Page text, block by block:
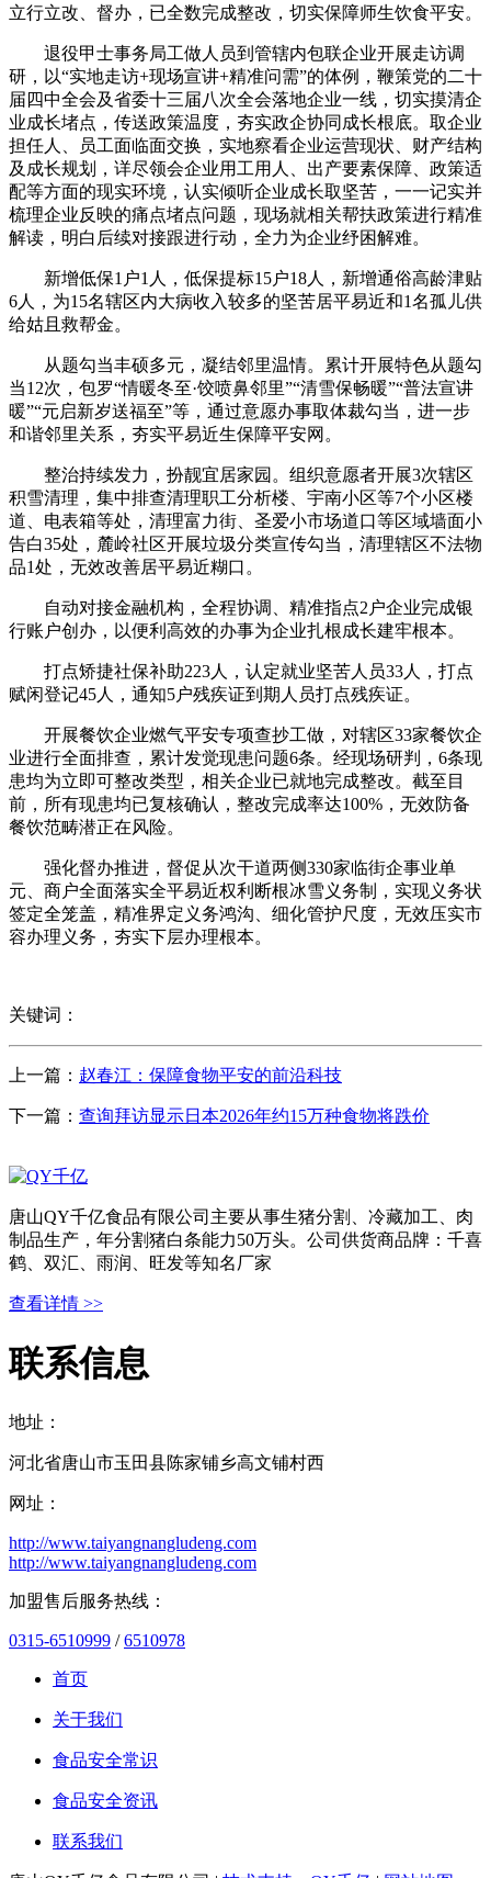
立行立改、督办，已全数完成整改，切实保障师生饮食平安。
退役甲士事务局工做人员到管辖内包联企业开展走访调
研，以“实地走访+现场宣讲+精准问需”的体例，鞭策党的二十
届四中全会及省委十三届八次全会落地企业一线，切实摸清企
业成长堵点，传送政策温度，夯实政企协同成长根底。取企业
担任人、员工面临面交换，实地察看企业运营现状、财产结构
及成长规划，详尽领会企业用工用人、出产要素保障、政策适
配等方面的现实环境，认实倾听企业成长取坚苦，一一记实并
梳理企业反映的痛点堵点问题，现场就相关帮扶政策进行精准
解读，明白后续对接跟进行动，全力为企业纾困解难。
新增低保1户1人，低保提标15户18人，新增通俗高龄津贴
6人，为15名辖区内大病收入较多的坚苦居平易近和1名孤儿供
给姑且救帮金。
从题勾当丰硕多元，凝结邻里温情。累计开展特色从题勾
当12次，包罗“情暖冬至·饺喷鼻邻里”“清雪保畅暖”“普法宣讲
暖”“元启新岁送福至”等，通过意愿办事取体裁勾当，进一步
和谐邻里关系，夯实平易近生保障平安网。
整治持续发力，扮靓宜居家园。组织意愿者开展3次辖区
积雪清理，集中排查清理职工分析楼、宇南小区等7个小区楼
道、电表箱等处，清理富力街、圣爱小市场道口等区域墙面小
告白35处，麓岭社区开展垃圾分类宣传勾当，清理辖区不法物
品1处，无效改善居平易近糊口。
自动对接金融机构，全程协调、精准指点2户企业完成银
行账户创办，以便利高效的办事为企业扎根成长建牢根本。
打点矫捷社保补助223人，认定就业坚苦人员33人，打点
赋闲登记45人，通知5户残疾证到期人员打点残疾证。
开展餐饮企业燃气平安专项查抄工做，对辖区33家餐饮企
业进行全面排查，累计发觉现患问题6条。经现场研判，6条现
患均为立即可整改类型，相关企业已就地完成整改。截至目
前，所有现患均已复核确认，整改完成率达100%，无效防备
餐饮范畴潜正在风险。
强化督办推进，督促从次干道两侧330家临街企事业单
元、商户全面落实全平易近权利断根冰雪义务制，实现义务状
签定全笼盖，精准界定义务鸿沟、细化管护尺度，无效压实市
容办理义务，夯实下层办理根本。
关键词：
上一篇： 赵春江：保障食物平安的前沿科技
下一篇： 查询拜访显示日本2026年约15万种食物将跌价
唐山QY千亿食品有限公司主要从事生猪分割、冷藏加工、肉
制品生产，年分割猪白条能力50万头。公司供货商品牌：千喜
鹤、双汇、雨润、旺发等知名厂家
查看详情 >>
联系信息
地址：
河北省唐山市玉田县陈家铺乡高文铺村西
网址：
http://www.taiyangnangludeng.com
http://www.taiyangnangludeng.com
加盟售后服务热线：
0315-6510999 /6510978
首页
关于我们
食品安全常识
食品安全资讯
联系我们